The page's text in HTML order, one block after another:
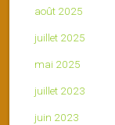
août 2025
juillet 2025
mai 2025
juillet 2023
juin 2023